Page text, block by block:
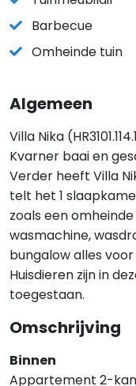
Barbecue
Omheinde tuin
Algemeen
Villa Nika
Kvarner baai en
Verder heeft Villa
telt het 1
zoals een
wasmachine,
bungalow alles
Huisdieren zijn in
toegestaan.
Omschrijving
Binnen
Appartement 2-